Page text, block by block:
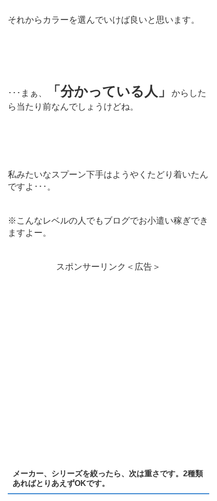
それからカラーを選んでいけば良いと思います。
･･･まぁ、 「分かっている人」
からした
ら当たり前なんでしょうけどね。
私みたいなスプーン下手はようやくたどり着いたん
ですよ･･･。
※こんなレベルの人でもブログでお小遣い稼ぎでき
ますよー。
スポンサーリンク＜広告＞
メーカー、シリーズを絞ったら、次は重さです。2種類
あればとりあえずOKです。